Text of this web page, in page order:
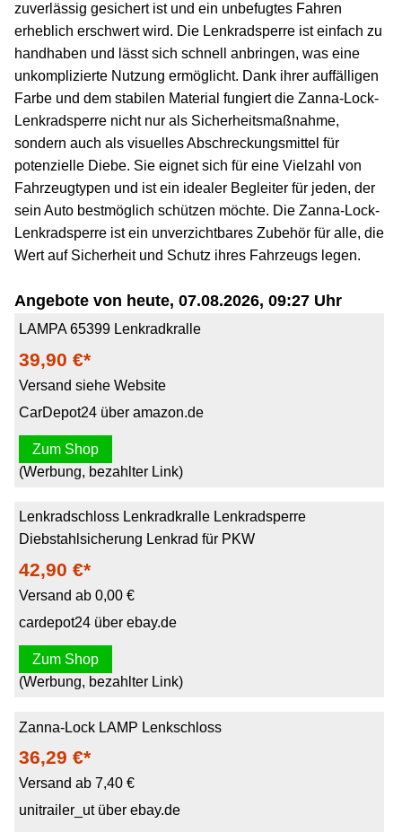
zuverlässig gesichert ist und ein unbefugtes Fahren
erheblich erschwert wird. Die Lenkradsperre ist einfach zu
handhaben und lässt sich schnell anbringen, was eine
unkomplizierte Nutzung ermöglicht. Dank ihrer auffälligen
Farbe und dem stabilen Material fungiert die Zanna-Lock-
Lenkradsperre nicht nur als Sicherheitsmaßnahme,
sondern auch als visuelles Abschreckungsmittel für
potenzielle Diebe. Sie eignet sich für eine Vielzahl von
Fahrzeugtypen und ist ein idealer Begleiter für jeden, der
sein Auto bestmöglich schützen möchte. Die Zanna-Lock-
Lenkradsperre ist ein unverzichtbares Zubehör für alle, die
Wert auf Sicherheit und Schutz ihres Fahrzeugs legen.
Angebote von heute, 07.08.2026, 09:27 Uhr
LAMPA 65399 Lenkradkralle
39,90 €*
Versand siehe Website
CarDepot24 über amazon.de
Zum Shop
(Werbung, bezahlter Link)
Lenkradschloss Lenkradkralle Lenkradsperre
Diebstahlsicherung Lenkrad für PKW
42,90 €*
Versand ab 0,00 €
cardepot24 über ebay.de
Zum Shop
(Werbung, bezahlter Link)
Zanna-Lock LAMP Lenkschloss
36,29 €*
Versand ab 7,40 €
unitrailer_ut über ebay.de